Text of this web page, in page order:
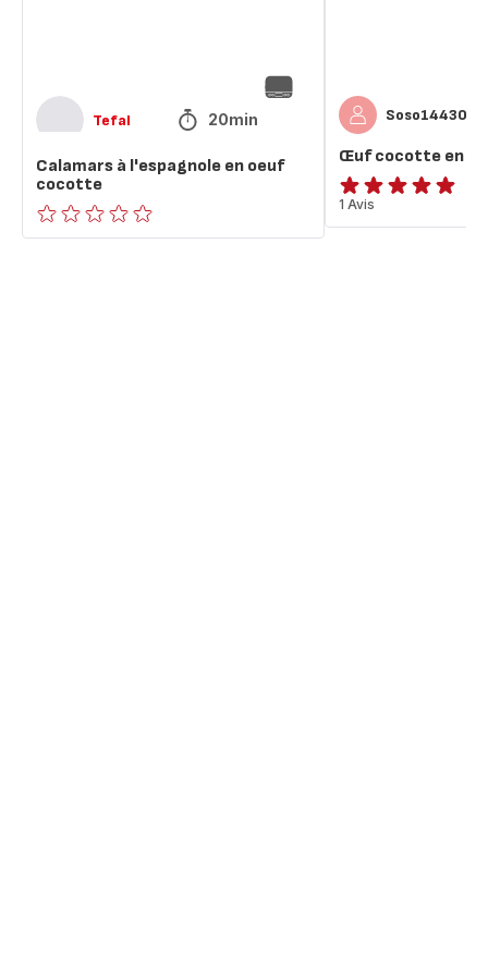
Tefal 20min
Calamars à l'espagnole en oeuf
cocotte
ratings.0
Soso14430
Œuf cocotte en
Avis
5
1 Avis